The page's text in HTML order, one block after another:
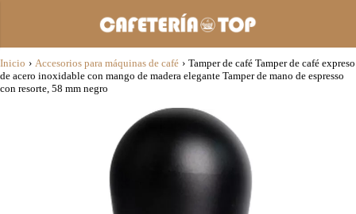
Inicio › Accesorios para máquinas de café › Tamper de café Tamper de café expreso
de acero inoxidable con mango de madera elegante Tamper de mano de espresso
con resorte, 58 mm negro